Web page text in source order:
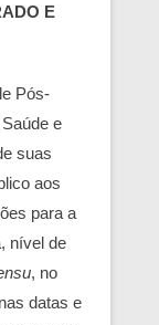
E
Pós-
e
suas
aos
para a
nível de
, no
datas e